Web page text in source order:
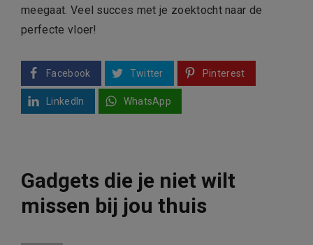
meegaat. Veel succes met je zoektocht naar de
perfecte vloer!
Facebook Twitter Pinterest
LinkedIn WhatsApp
Gadgets die je niet wilt
missen bij jou thuis